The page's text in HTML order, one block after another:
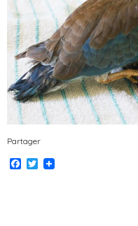
Partager
Facebook
Twitter